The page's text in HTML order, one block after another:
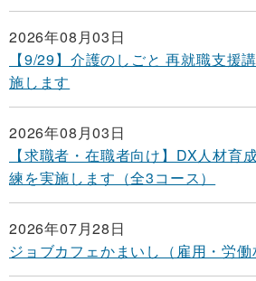
2026年08月03日
【9/29】介護のしごと 再就職支援
施します
2026年08月03日
【求職者・在職者向け】DX人材育
練を実施します（全3コース）
2026年07月28日
ジョブカフェかまいし（雇用・労働